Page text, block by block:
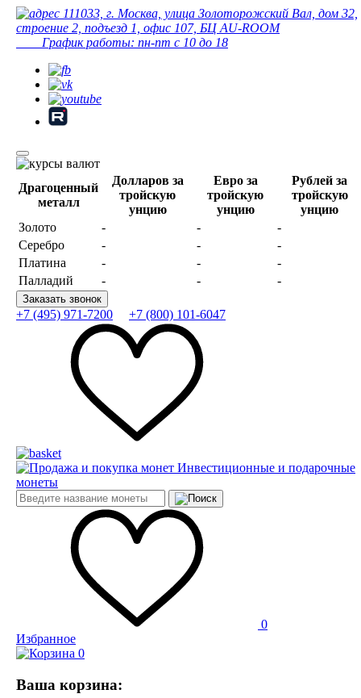
111033, г. Москва, улица Золоторожский Вал, дом 32,
строение 2, подъезд 1, офис 107, БЦ AU-ROOM
График работы: пн-пт с 10 до 18
Драгоценный
металл
Долларов за
тройскую
унцию
Евро за
тройскую
унцию
Рублей за
тройскую
унцию
Золото
- -
-
Серебро
- -
-
Платина
- -
-
Палладий
- - -
Заказать звонок
+7 (495) 971-7200 +7 (800) 101-6047
Инвестиционные и подарочные
монеты
0
Избранное
0
Ваша корзина: